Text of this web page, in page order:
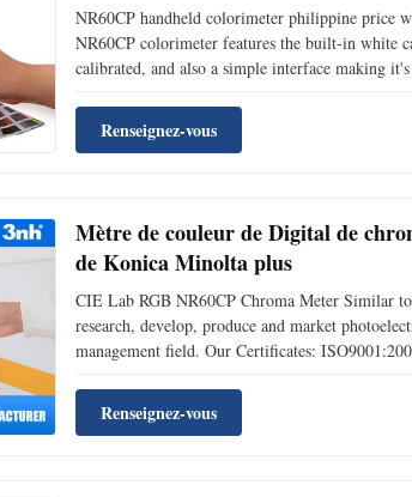
NR60CP handheld colorimeter philippine price
NR60CP colorimeter features the built-in white
calibrated, and also a simple interface making
Renseignez-vous
Mètre de couleur de Digital de
de Konica Minolta plus
CIE Lab RGB NR60CP Chroma Meter Similar
research, develop, produce and market
management field. Our Certificates:
Renseignez-vous